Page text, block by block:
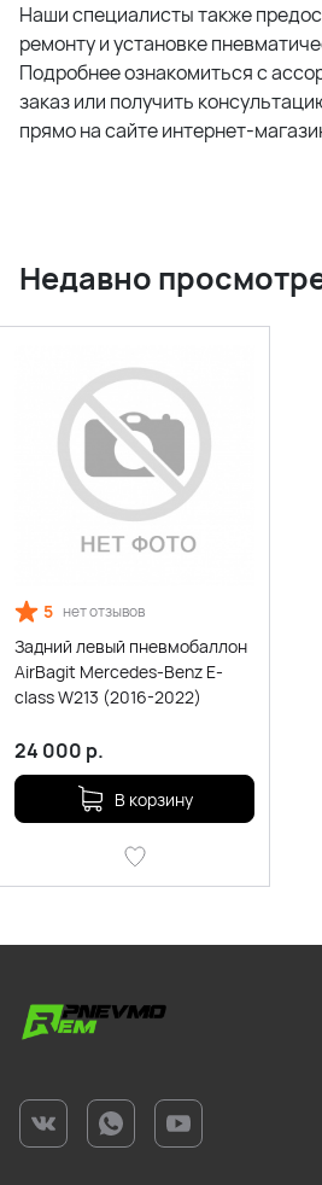
Наши специалисты также
ремонту и установке
Подробнее ознакомиться с
заказ или получить
прямо на сайте интернет-
Недавно
5 нет отзывов
Задний левый пневмобаллон
AirBagit Mercedes-Benz E-
class W213 (2016-2022)
24 000 р.
В корзину